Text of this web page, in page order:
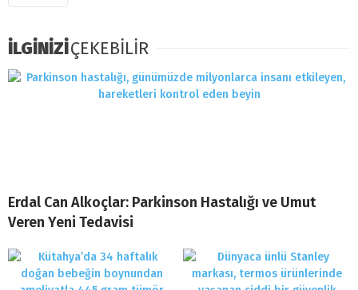
İLGİNİZİÇEKEBİLİR
Erdal Can Alkoçlar: Parkinson Hastalığı ve Umut
Veren Yeni Tedavisi